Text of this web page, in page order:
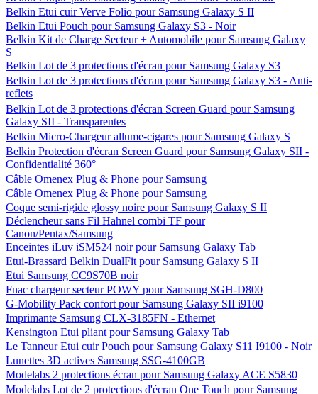
Belkin Etui cuir Verve Folio pour Samsung Galaxy S II
Belkin Etui Pouch pour Samsung Galaxy S3 - Noir
Belkin Kit de Charge Secteur + Automobile pour Samsung Galaxy
S
Belkin Lot de 3 protections d'écran pour Samsung Galaxy S3
Belkin Lot de 3 protections d'écran pour Samsung Galaxy S3 - Anti-
reflets
Belkin Lot de 3 protections d'écran Screen Guard pour Samsung
Galaxy SII - Transparentes
Belkin Micro-Chargeur allume-cigares pour Samsung Galaxy S
Belkin Protection d'écran Screen Guard pour Samsung Galaxy SII -
Confidentialité 360°
Câble Omenex Plug & Phone pour Samsung
Câble Omenex Plug & Phone pour Samsung
Coque semi-rigide glossy noire pour Samsung Galaxy S II
Déclencheur sans Fil Hahnel combi TF pour
Canon/Pentax/Samsung
Enceintes iLuv iSM524 noir pour Samsung Galaxy Tab
Etui-Brassard Belkin DualFit pour Samsung Galaxy S II
Etui Samsung CC9S70B noir
Fnac chargeur secteur POWY pour Samsung SGH-D800
G-Mobility Pack confort pour Samsung Galaxy SII i9100
Imprimante Samsung CLX-3185FN - Ethernet
Kensington Etui pliant pour Samsung Galaxy Tab
Le Tanneur Etui cuir Pouch pour Samsung Galaxy S11 I9100 - Noir
Lunettes 3D actives Samsung SSG-4100GB
Modelabs 2 protections écran pour Samsung Galaxy ACE S5830
Modelabs Lot de 2 protections d'écran One Touch pour Samsung